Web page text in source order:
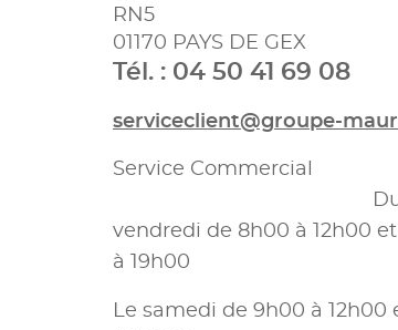
RN5
01170 PAYS DE GEX
Tél. : 04 50 41 69 08
serviceclient@groupe-
Service Commercial
Du lundi
vendredi de 8h00 à 12h00
à 19h00
Le samedi de 9h00 à 12h00